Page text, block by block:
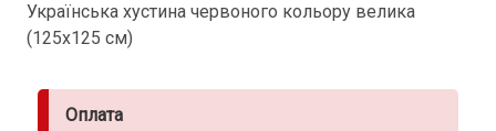
Українська хустина червоного кольору велика
(125х125 см)
Оплата